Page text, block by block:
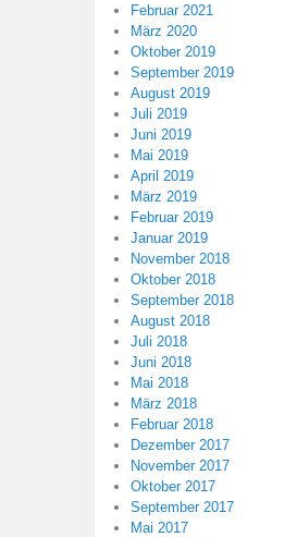
Februar 2021
März 2020
Oktober 2019
September 2019
August 2019
Juli 2019
Juni 2019
Mai 2019
April 2019
März 2019
Februar 2019
Januar 2019
November 2018
Oktober 2018
September 2018
August 2018
Juli 2018
Juni 2018
Mai 2018
März 2018
Februar 2018
Dezember 2017
November 2017
Oktober 2017
September 2017
Mai 2017